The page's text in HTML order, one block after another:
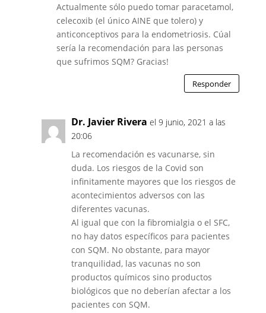
Actualmente sólo puedo tomar paracetamol,
celecoxib (el único AINE que tolero) y
anticonceptivos para la endometriosis. Cúal
sería la recomendación para las personas
que sufrimos SQM? Gracias!
Responder
Dr. Javier Rivera el 9 junio, 2021 a las
20:06
La recomendación es vacunarse, sin
duda. Los riesgos de la Covid son
infinitamente mayores que los riesgos de
acontecimientos adversos con las
diferentes vacunas.
Al igual que con la fibromialgia o el SFC,
no hay datos específicos para pacientes
con SQM. No obstante, para mayor
tranquilidad, las vacunas no son
productos químicos sino productos
biológicos que no deberían afectar a los
pacientes con SQM.